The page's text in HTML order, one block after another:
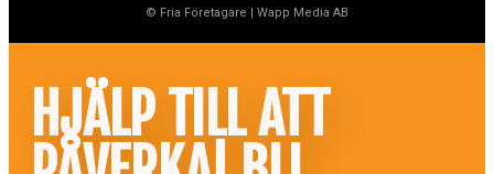
© Fria Företagare | Wapp Media AB
HJÄLP TILL ATT